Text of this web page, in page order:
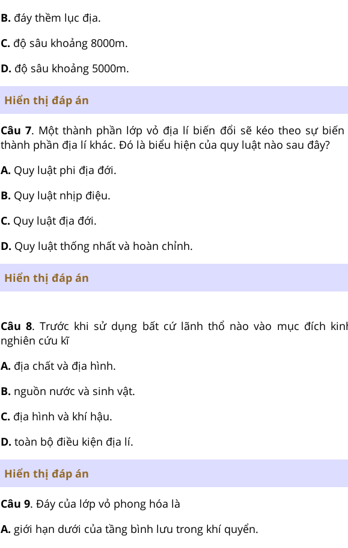
B. đáy thềm lục địa.
C. độ sâu khoảng 8000m.
D. độ sâu khoảng 5000m.
Hiển thị đáp án
Câu 7. Một thành phần lớp vỏ địa lí biến đổi sẽ kéo theo sự biến
thành phần địa lí khác. Đó là biểu hiện của quy luật nào sau đây?
A. Quy luật phi địa đới.
B. Quy luật nhịp điệu.
C. Quy luật địa đới.
D. Quy luật thống nhất và hoàn chỉnh.
Hiển thị đáp án
Câu 8. Trước khi sử dụng bất cứ lãnh thổ nào vào mục đích
nghiên cứu kĩ
A. địa chất và địa hình.
B. nguồn nước và sinh vật.
C. địa hình và khí hậu.
D. toàn bộ điều kiện địa lí.
Hiển thị đáp án
Câu 9. Đáy của lớp vỏ phong hóa là
A. giới hạn dưới của tầng bình lưu trong khí quyển.